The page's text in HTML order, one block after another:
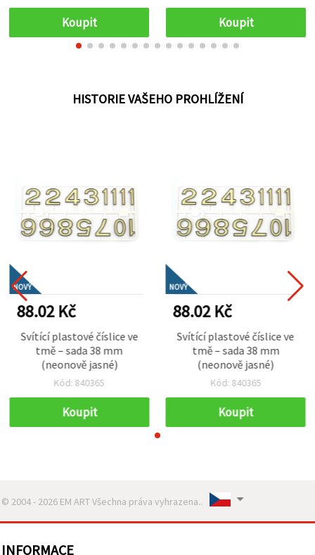
Koupit Koupit
HISTORIE VAŠEHO PROHLÍŽENÍ
NOVÝ
88.02 Kč
Svítící plastové číslice ve
tmě – sada 38 mm
(neonově jasné)
Kód: 840365
Koupit
NOVÝ
88.02 Kč
Svítící plastové číslice ve
tmě – sada 38 mm
(neonově jasné)
Kód: 840365
Koupit
© 2004 - 2026 EM ART Všechna práva vyhrazena..
INFORMACE